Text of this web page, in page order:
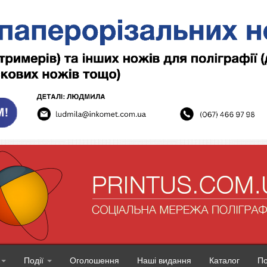
Події Оголошення Наші видання Каталог